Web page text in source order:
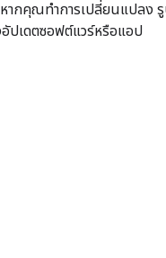
หากคุณทำการเปลี่ยนแปล
ปเดตซอฟต์แวร์หรือแอป